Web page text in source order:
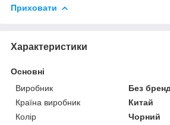
Приховати
Характеристики
Основні
Виробник
Без
Країна виробник
Китай
Колір
Чорний